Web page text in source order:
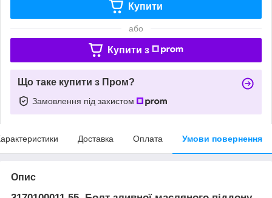
Купити
або
Купити з
Що таке купити з Пром?
Замовлення під захистом
Доставка Оплата Умови повернення
Опис